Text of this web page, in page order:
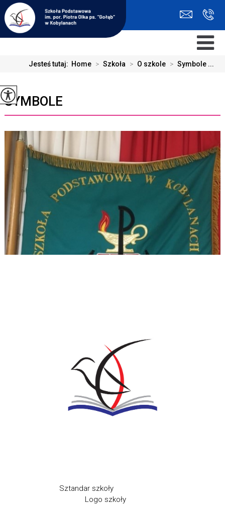
Jesteś tutaj: Home > Szkoła > O szkole > Symbole ...
SYMBOLE
Sztandar szkoły
Logo szkoły